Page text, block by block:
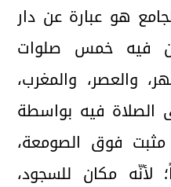
هو عبارة عن دار
فيه خمس صلوات
والعصر، والمغرب،
الصلاة فيه بواسطة
فوق الصومعة،
مكان للسجود،